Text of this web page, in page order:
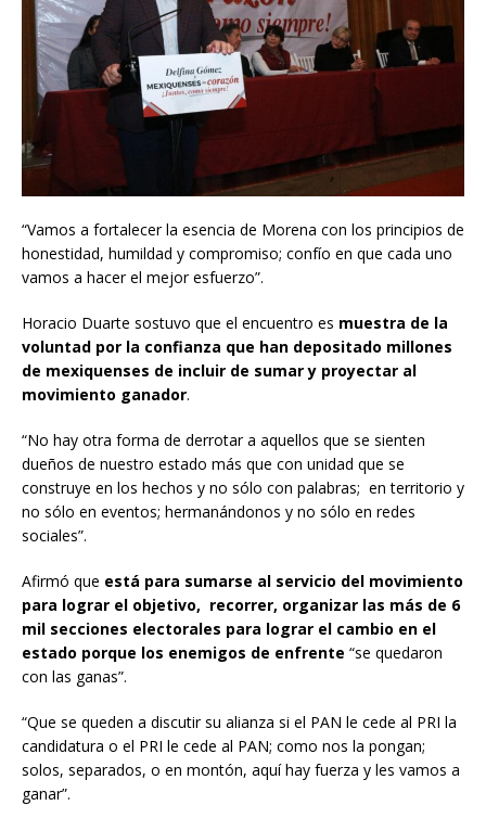
“Vamos a fortalecer la esencia de Morena con los principios de
honestidad, humildad y compromiso; confío en que cada uno
vamos a hacer el mejor esfuerzo”.
Horacio Duarte sostuvo que el encuentro es muestra de la
voluntad por la confianza que han depositado millones
de mexiquenses de incluir de sumar y proyectar al
movimiento ganador.
“No hay otra forma de derrotar a aquellos que se sienten
dueños de nuestro estado más que con unidad que se
construye en los hechos y no sólo con palabras; en territorio y
no sólo en eventos; hermanándonos y no sólo en redes
sociales”.
Afirmó que está para sumarse al servicio del movimiento
para lograr el objetivo, recorrer, organizar las más de 6
mil secciones electorales para lograr el cambio en el
estado porque los enemigos de enfrente “se quedaron
con las ganas”.
“Que se queden a discutir su alianza si el PAN le cede al PRI la
candidatura o el PRI le cede al PAN; como nos la pongan;
solos, separados, o en montón, aquí hay fuerza y les vamos a
ganar”.